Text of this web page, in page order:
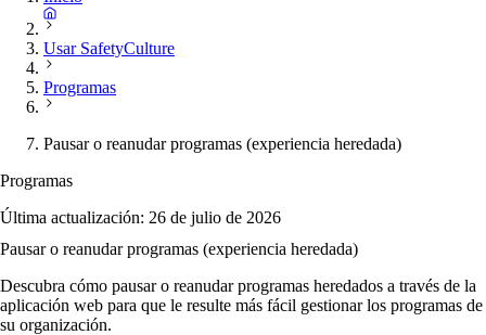
Usar SafetyCulture
Programas
Pausar o reanudar programas (experiencia heredada)
Programas
Última actualización: 26 de julio de 2026
Pausar o reanudar programas (experiencia heredada)
Descubra cómo pausar o reanudar programas heredados a través de la
aplicación web para que le resulte más fácil gestionar los programas de
su organización.